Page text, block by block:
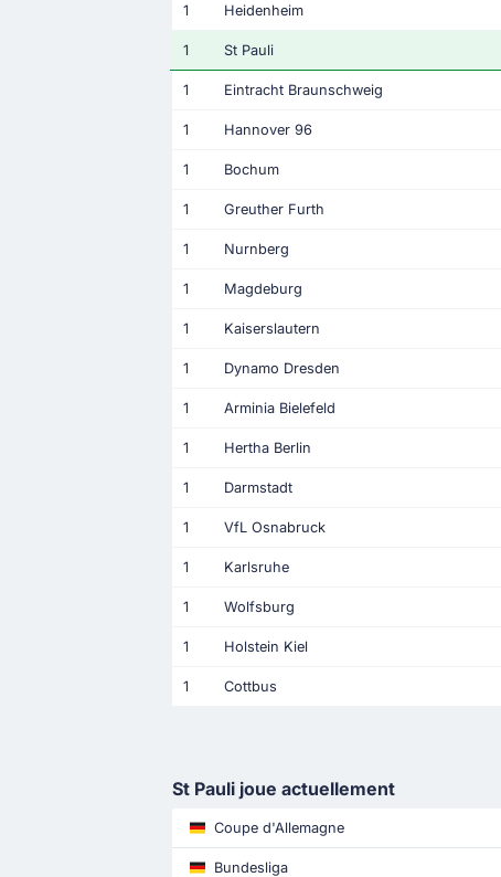
1 Heidenheim
1 St Pauli
1 Eintracht Braunschweig
1 Hannover 96
1 Bochum
1 Greuther Furth
1 Nurnberg
1 Magdeburg
1 Kaiserslautern
1 Dynamo Dresden
1 Arminia Bielefeld
1 Hertha Berlin
1 Darmstadt
1 VfL Osnabruck
1 Karlsruhe
1 Wolfsburg
1 Holstein Kiel
1 Cottbus
St Pauli joue actuellement
Coupe d'Allemagne
Bundesliga